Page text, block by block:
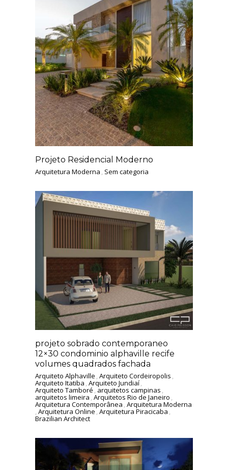
Projeto Residencial Moderno
Arquitetura Moderna , Sem categoria
projeto sobrado contemporaneo
12×30 condominio alphaville recife
volumes quadrados fachada
Arquiteto Alphaville , Arquiteto Cordeiropolis ,
Arquiteto Itatiba , Arquiteto Jundiaí,
Arquiteto Tamboré , arquitetos campinas ,
arquitetos limeira , Arquitetos Rio de Janeiro ,
Arquitetura Contemporânea , Arquitetura Moderna
, Arquitetura Online, Arquitetura Piracicaba ,
Brazilian Architect